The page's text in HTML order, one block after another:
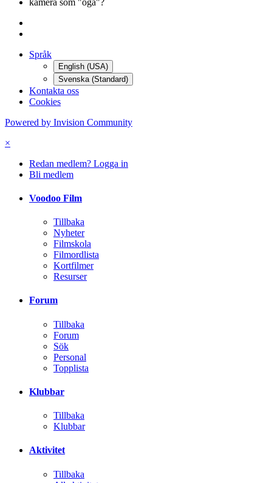
Språk
English (USA)
Svenska (Standard)
Kontakta oss
Cookies
Powered by Invision Community
×
Redan medlem? Logga in
Bli medlem
Voodoo Film
Tillbaka
Nyheter
Filmskola
Filmordlista
Kortfilmer
Resurser
Forum
Tillbaka
Forum
Sök
Personal
Topplista
Klubbar
Tillbaka
Klubbar
Aktivitet
Tillbaka